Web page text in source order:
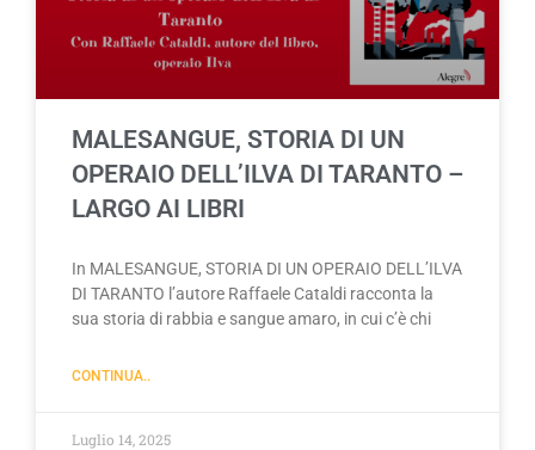
MALESANGUE, STORIA DI UN
OPERAIO DELL’ILVA DI TARANTO –
LARGO AI LIBRI
In MALESANGUE, STORIA DI UN OPERAIO DELL’ILVA
DI TARANTO l’autore Raffaele Cataldi racconta la
sua storia di rabbia e sangue amaro, in cui c’è chi
CONTINUA..
Luglio 14, 2025